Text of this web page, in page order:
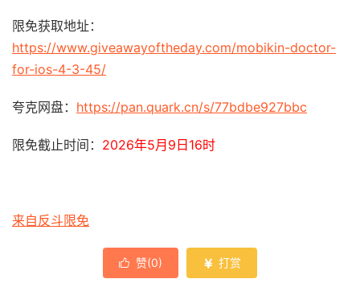
限免获取地址：
https://www.giveawayoftheday.com/mobikin-doctor-
for-ios-4-3-45/
夸克网盘： https://pan.quark.cn/s/77bdbe927bbc
限免截止时间： 2026年5月9日16时
来自反斗限免
 赞(0)  打赏